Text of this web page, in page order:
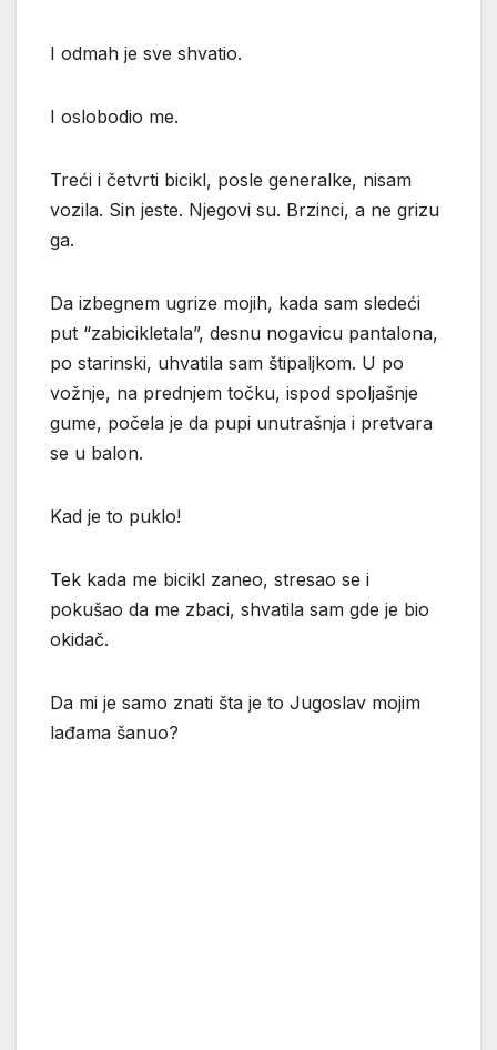
I odmah je sve shvatio.
I oslobodio me.
Treći i četvrti bicikl, posle generalke, nisam
vozila. Sin jeste. Njegovi su. Brzinci, a ne grizu
ga.
Da izbegnem ugrize mojih, kada sam sledeći
put “zabicikletala”, desnu nogavicu pantalona,
po starinski, uhvatila sam štipaljkom. U po
vožnje, na prednjem točku, ispod spoljašnje
gume, počela je da pupi unutrašnja i pretvara
se u balon.
Kad je to puklo!
Tek kada me bicikl zaneo, stresao se i
pokušao da me zbaci, shvatila sam gde je bio
okidač.
Da mi je samo znati šta je to Jugoslav mojim
lađama šanuo?